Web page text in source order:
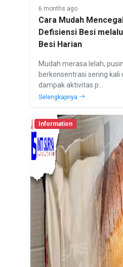
6 months ago
Cara Mudah
Defisiensi Besi
Besi Harian
Mudah merasa lelah,
berkonsentrasi sering kali
dampak aktivitas p...
Selengkapnya
Information